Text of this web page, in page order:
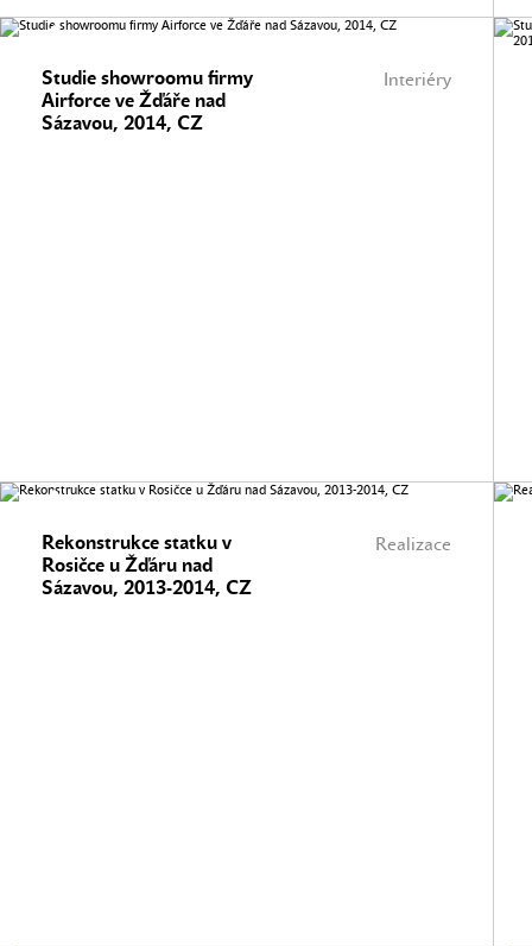
Interiéry
Studie showroomu firmy
Airforce ve Žďáře nad
Sázavou, 2014, CZ
Realizace
Rekonstrukce statku v
Rosičce u Žďáru nad
Sázavou, 2013-2014, CZ